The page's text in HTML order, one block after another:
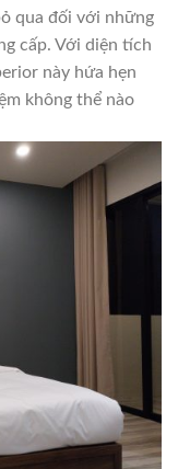
qua đối với những
cấp. Với diện tích
này hứa hẹn
không thể nào